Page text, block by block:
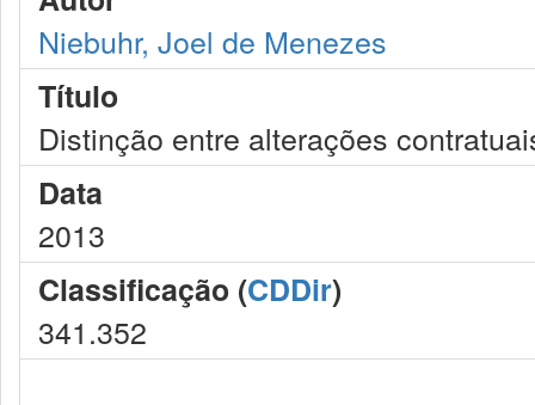
Niebuhr, Joel de Menezes
Título
Distinção entre alterações
Data
2013
Classificação (CDDir)
341.352